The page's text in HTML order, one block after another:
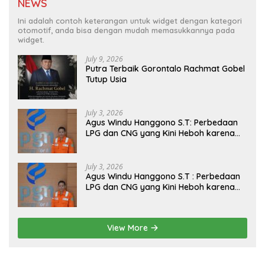
NEWS
Ini adalah contoh keterangan untuk widget dengan kategori
otomotif, anda bisa dengan mudah memasukkannya pada
widget.
July 9, 2026
Putra Terbaik Gorontalo Rachmat Gobel
Tutup Usia
July 3, 2026
Agus Windu Hanggono S.T: Perbedaan
LPG dan CNG yang Kini Heboh karena
July 3, 2026
Agus Windu Hanggono S.T : Perbedaan
LPG dan CNG yang Kini Heboh karena
View More